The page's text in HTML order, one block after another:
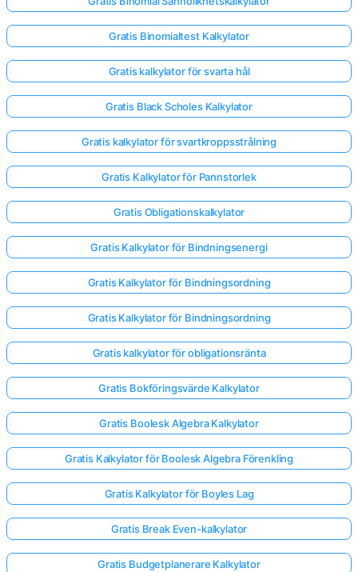
Gratis Binomialtest Kalkylator
Gratis kalkylator för svarta hål
Gratis Black Scholes Kalkylator
Gratis kalkylator för svartkroppsstrålning
Gratis Kalkylator för Pannstorlek
Gratis Obligationskalkylator
Gratis Kalkylator för Bindningsenergi
Gratis Kalkylator för Bindningsordning
Gratis Kalkylator för Bindningsordning
Gratis kalkylator för obligationsränta
Gratis Bokföringsvärde Kalkylator
Gratis Boolesk Algebra Kalkylator
Gratis Kalkylator för Boolesk Algebra Förenkling
Gratis Kalkylator för Boyles Lag
Gratis Break Even-kalkylator
Gratis Budgetplanerare Kalkylator